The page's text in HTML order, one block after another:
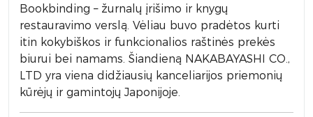
Bookbinding – žurnalų įrišimo ir knygų
restauravimo verslą. Vėliau buvo pradėtos kurti
itin kokybiškos ir funkcionalios raštinės prekės
biurui bei namams. Šiandieną NAKABAYASHI CO.,
LTD yra viena didžiausių kanceliarijos priemonių
kūrėjų ir gamintojų Japonijoje.